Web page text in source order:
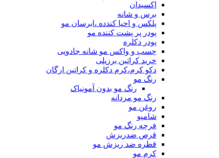
اکسیدان
برس و شانه
پلکس و احیا کندده ،ابرسان مو
پودر پر پشت کننده مو
پودر دکلره
چسب و واکس مو شانه جادویی
خرید کراتین برزیلی
دکو کرم،کرم دکلره و کراتین ارگان
رنگ مو
رنگ مو بدون آمونیاک
رنگ مو مردانه
روغن مو
شامپو
فرچه رنگ مو
قرص ضدریزش
قطره ضد ریزش مو
کرم مو